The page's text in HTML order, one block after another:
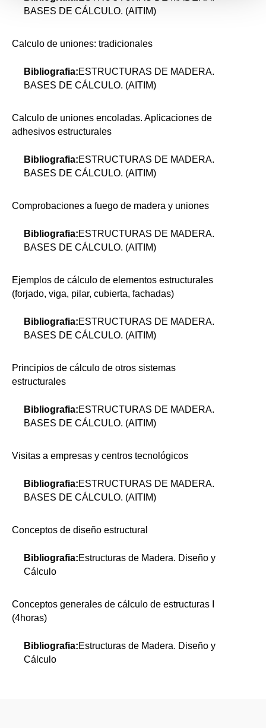
BASES DE CÁLCULO. (AITIM)
Calculo de uniones: tradicionales
Bibliografia:ESTRUCTURAS DE MADERA.
BASES DE CÁLCULO. (AITIM)
Calculo de uniones encoladas. Aplicaciones de
adhesivos estructurales
Bibliografia:ESTRUCTURAS DE MADERA.
BASES DE CÁLCULO. (AITIM)
Comprobaciones a fuego de madera y uniones
Bibliografia:ESTRUCTURAS DE MADERA.
BASES DE CÁLCULO. (AITIM)
Ejemplos de cálculo de elementos estructurales
(forjado, viga, pilar, cubierta, fachadas)
Bibliografia:ESTRUCTURAS DE MADERA.
BASES DE CÁLCULO. (AITIM)
Principios de cálculo de otros sistemas
estructurales
Bibliografia:ESTRUCTURAS DE MADERA.
BASES DE CÁLCULO. (AITIM)
Visitas a empresas y centros tecnológicos
Bibliografia:ESTRUCTURAS DE MADERA.
BASES DE CÁLCULO. (AITIM)
Conceptos de diseño estructural
Bibliografia:Estructuras de Madera. Diseño y
Cálculo
Conceptos generales de cálculo de estructuras I
(4horas)
Bibliografia:Estructuras de Madera. Diseño y
Cálculo